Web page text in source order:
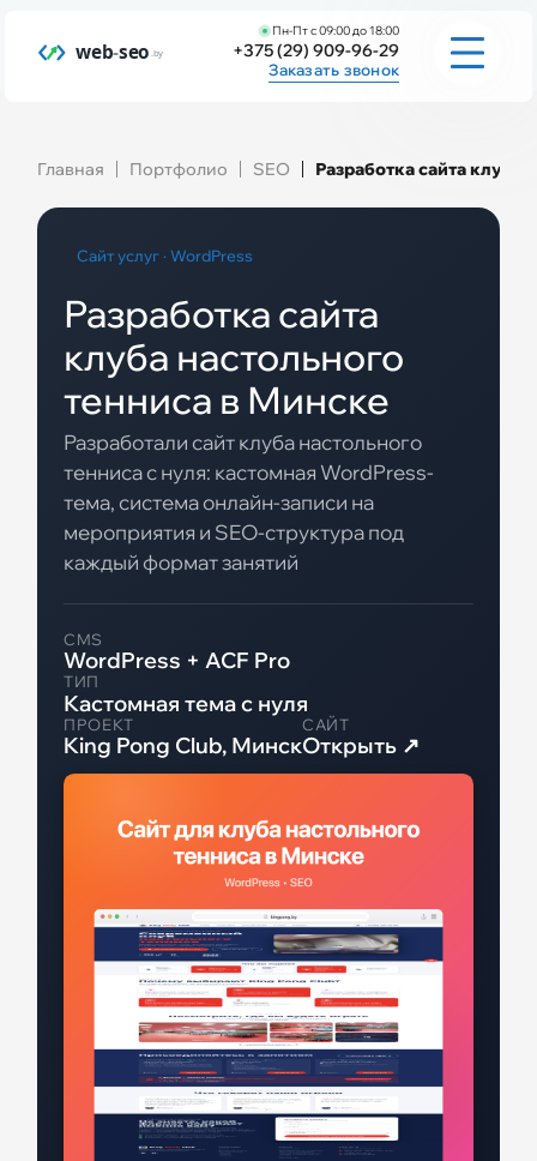
Пн-Пт с 09:00 до 18:00
+375 (29) 909-96-29
Заказать звонок
Услуги
Инструменты
Заполнить бриф
Портфолио
Модули / Плагины
Статьи
Контакты
Главная Портфолио SEO Разработка сайта клуба
Сайт услуг · WordPress
Разработка сайта
клуба настольного
тенниса в Минске
Разработали сайт клуба настольного
тенниса с нуля: кастомная WordPress-
тема, система онлайн-записи на
мероприятия и SEO-структура под
каждый формат занятий
CMS
WordPress + ACF Pro
ТИП
Кастомная тема с нуля
ПРОЕКТ
King Pong Club, Минск
САЙТ
Открыть ↗